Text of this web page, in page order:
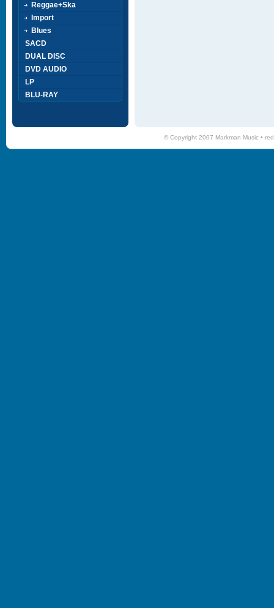
Reggae+Ska
Import
Blues
SACD
DUAL DISC
DVD AUDIO
LP
BLU-RAY
© Copyright 2007 Markman Music •